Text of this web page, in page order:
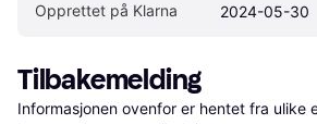
Opprettet på Klarna 2024-05-30
Tilbakemelding
Informasjonen ovenfor er hentet fra ulike